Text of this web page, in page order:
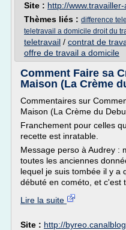
Site : http://
Thèmes liés : difference
teletravail a domicile droit du
teletravail / contrat de
offre de travail a domicile
Comment Faire sa
Maison (La Crème
Commentaires sur
Maison (La Crème du
Franchement pour celles
recette est inratable.
Message perso à Audrey :
toutes les anciennes
lequel je suis tombée il y a
débuté en cométo, et c'est
Lire la suite
Site : http://